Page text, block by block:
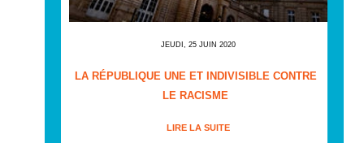
JEUDI, 25 JUIN 2020
LA RÉPUBLIQUE UNE ET INDIVISIBLE CONTRE
LE RACISME
LIRE LA SUITE